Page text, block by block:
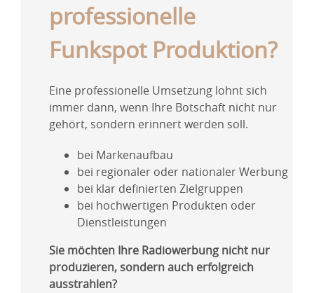
professionelle
Funkspot Produktion?
Eine professionelle Umsetzung lohnt sich
immer dann, wenn Ihre Botschaft nicht nur
gehört, sondern erinnert werden soll.
bei Markenaufbau
bei regionaler oder nationaler Werbung
bei klar definierten Zielgruppen
bei hochwertigen Produkten oder
Dienstleistungen
Sie möchten Ihre Radiowerbung nicht nur
produzieren, sondern auch erfolgreich
ausstrahlen?